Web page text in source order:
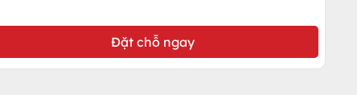
Đặt chỗ ngay